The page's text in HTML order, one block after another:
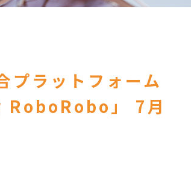
プラットフォーム
RoboRobo」 7月